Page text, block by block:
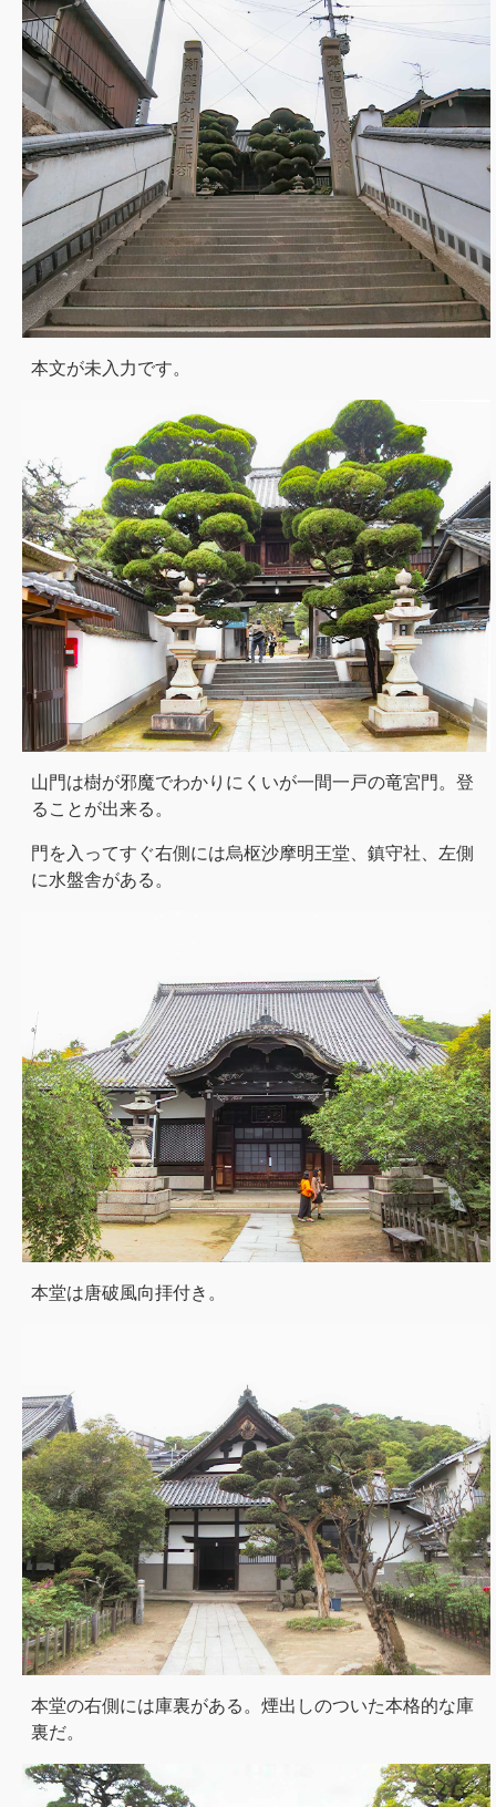
本文が未入力です。
山門は樹が邪魔でわかりにくいが一間一戸の竜宮門。登
ることが出来る。
門を入ってすぐ右側には烏枢沙摩明王堂、鎮守社、左側
に水盤舎がある。
本堂は唐破風向拝付き。
本堂の右側には庫裏がある。煙出しのついた本格的な庫
裏だ。